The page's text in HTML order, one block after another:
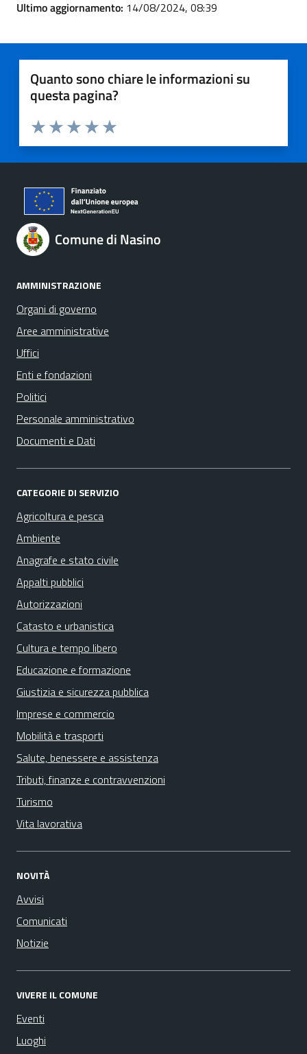
Ultimo aggiornamento: 14/08/2024, 08:39
Quanto sono chiare le informazioni su
questa pagina?
Valuta 5 stelle su 5
Valuta 4 stelle su 5
Valuta 3 stelle su 5
Valuta 2 stelle su 5
Valuta 1 stelle su 5
Comune di Nasino
AMMINISTRAZIONE
Organi di governo
Aree amministrative
Uffici
Enti e fondazioni
Politici
Personale amministrativo
Documenti e Dati
CATEGORIE DI SERVIZIO
Agricoltura e pesca
Ambiente
Anagrafe e stato civile
Appalti pubblici
Autorizzazioni
Catasto e urbanistica
Cultura e tempo libero
Educazione e formazione
Giustizia e sicurezza pubblica
Imprese e commercio
Mobilità e trasporti
Salute, benessere e assistenza
Tributi, finanze e contravvenzioni
Turismo
Vita lavorativa
NOVITÀ
Avvisi
Comunicati
Notizie
VIVERE IL COMUNE
Eventi
Luoghi